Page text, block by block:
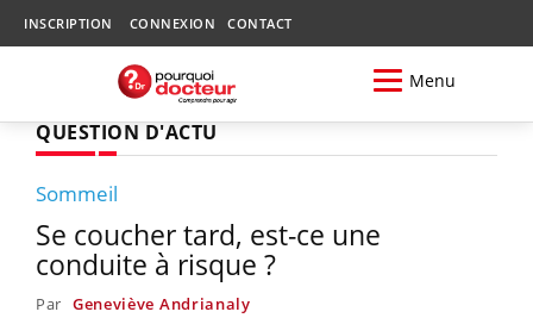
INSCRIPTION CONNEXION CONTACT
Menu
QUESTION D'ACTU
Sommeil
Se coucher tard, est-ce une
conduite à risque ?
Par Geneviève Andrianaly